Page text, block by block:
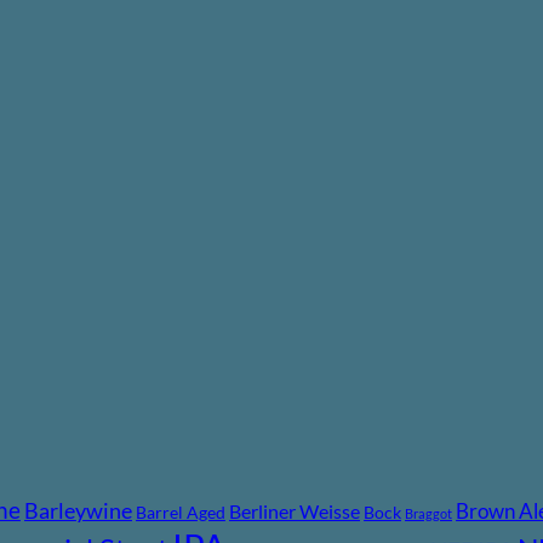
Barleywine Barrel Aged Berliner Weisse Bock Braggot Brown